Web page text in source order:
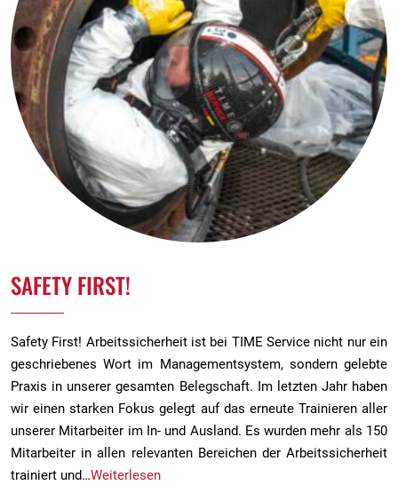
SAFETY FIRST!
Safety First! Arbeitssicherheit ist bei TIME Service nicht nur ein
geschriebenes Wort im Managementsystem, sondern gelebte
Praxis in unserer gesamten Belegschaft. Im letzten Jahr haben
wir einen starken Fokus gelegt auf das erneute Trainieren aller
unserer Mitarbeiter im In- und Ausland. Es wurden mehr als 150
Mitarbeiter in allen relevanten Bereichen der Arbeitssicherheit
trainiert und…Weiterlesen